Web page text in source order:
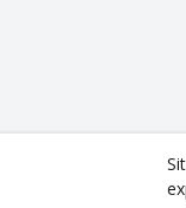
2026. All rights